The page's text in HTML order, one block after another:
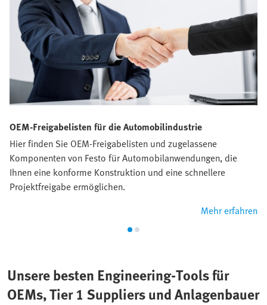
OEM-Freigabelisten für die Automobilindustrie
Hier finden Sie OEM-Freigabelisten und zugelassene
Komponenten von Festo für Automobilanwendungen, die
Ihnen eine konforme Konstruktion und eine schnellere
Projektfreigabe ermöglichen.
Mehr erfahren
Unsere besten Engineering-Tools für
OEMs, Tier 1 Suppliers und Anlagenbauer